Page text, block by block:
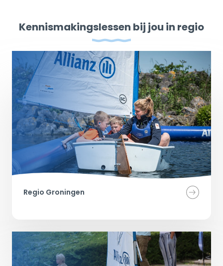
Kennismakingslessen bij jou in regio
Regio Groningen